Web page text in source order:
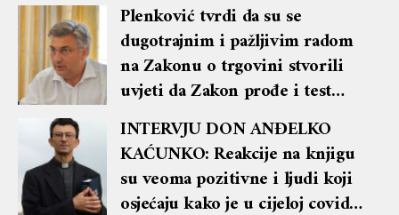
Plenković tvrdi da su se
dugotrajnim i pažljivim radom
na Zakonu o trgovini stvorili
uvjeti da Zakon prođe i test
ustavnosti, a ujedno je i riječ o
ispunjenju izbornog obećanja
INTERVJU DON ANĐELKO
KAĆUNKO: Reakcije na knjigu
su veoma pozitivne i ljudi koji
osjećaju kako je u cijeloj covid-